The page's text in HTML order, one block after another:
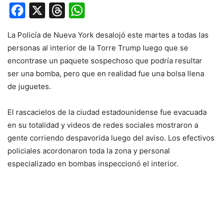
Facebook
X Threads
La Policía de Nueva York desalojó este martes a todas las
personas al interior de la Torre Trump luego que se
encontrase un paquete sospechoso que podría resultar
ser una bomba, pero que en realidad fue una bolsa llena
de juguetes.
El rascacielos de la ciudad estadounidense fue evacuada
en su totalidad y videos de redes sociales mostraron a
gente corriendo despavorida luego del aviso. Los efectivos
policiales acordonaron toda la zona y personal
especializado en bombas inspeccionó el interior.